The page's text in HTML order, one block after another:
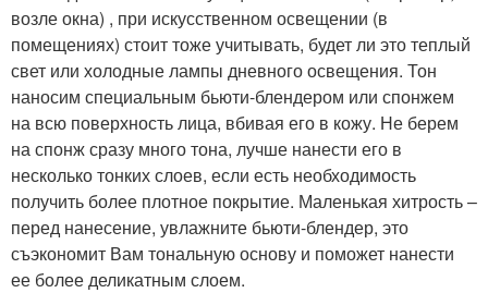
возле окна) , при искусственном освещении (в
помещениях) стоит тоже учитывать, будет ли это теплый
свет или холодные лампы дневного освещения. Тон
наносим специальным бьюти-блендером или спонжем
на всю поверхность лица, вбивая его в кожу. Не берем
на спонж сразу много тона, лучше нанести его в
несколько тонких слоев, если есть необходимость
получить более плотное покрытие. Маленькая хитрость –
перед нанесение, увлажните бьюти-блендер, это
съэкономит Вам тональную основу и поможет нанести
ее более деликатным слоем.